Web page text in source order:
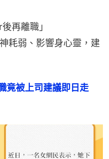
再離職」
耗弱、影響身心靈，建
竟被上司建議即日走